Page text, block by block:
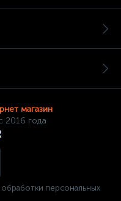
магазин
2016 года
персональных